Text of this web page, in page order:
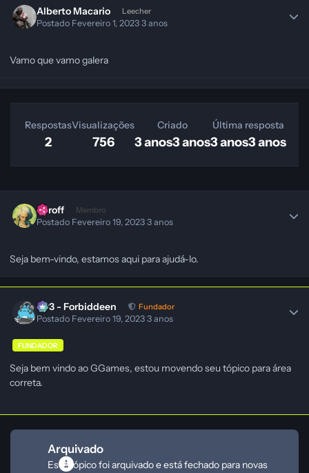
Alberto Macario Leecher
Postado Fevereiro 1, 20233 anos
Vamo que vamo galera
Respostas
2
Visualizações
756
Criado
3 anos3 anos
Última resposta
3 anos3 anos
Zaroff Membro
Postado Fevereiro 19, 20233 anos
Seja bem-vindo, estamos aqui para ajudá-lo.
403 - Forbiddeen Fundador
Postado Fevereiro 19, 20233 anos
FUNDADOR
Seja bem vindo ao GGames, estou movendo seu tópico para área
correta.
Arquivado
Este tópico foi arquivado e está fechado para novas